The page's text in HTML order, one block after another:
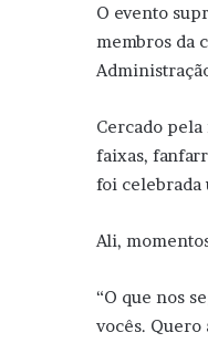
O evento
membros da
Cercado
faixas,
foi celebrada
Ali,
“O que nos
vocês. Quero